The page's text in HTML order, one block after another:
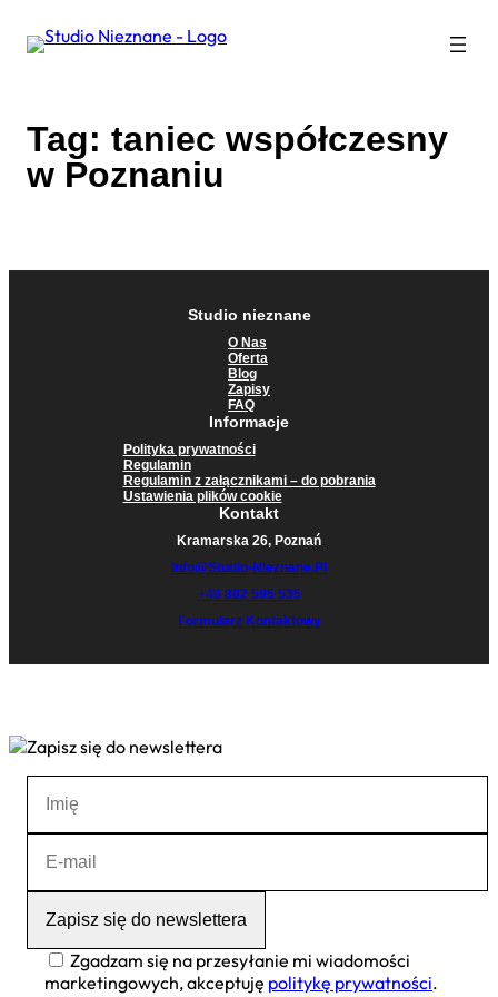
do
Tag: taniec współczesny
w Poznaniu
Studio nieznane
O Nas
Oferta
Blog
Zapisy
FAQ
Informacje
Polityka prywatności
Regulamin
Regulamin z załącznikami – do pobrania
Ustawienia plików cookie
Kontakt
Kramarska 26, Poznań
Info@studio-Nieznane.pl
+48 882 595 535
Formularz Kontaktowy
Zgadzam się na przesyłanie mi wiadomości
marketingowych, akceptuję politykę prywatności.